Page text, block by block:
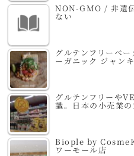
NON-GMO / 非遺
ない
グルテンフリーベ
ーガニック ジャン
グルテンフリーや
識。日本の小売業
Biople by
ワーモール店